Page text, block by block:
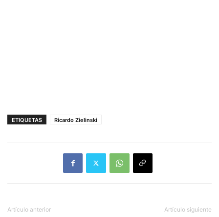
ETIQUETAS Ricardo Zielinski
Artículo anterior Artículo siguiente